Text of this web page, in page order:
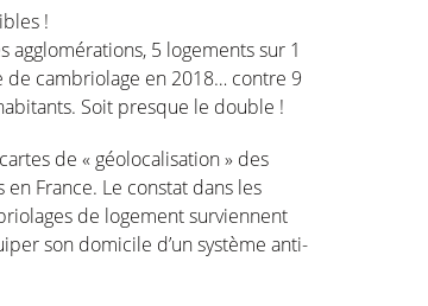
!
agglomérations, 5 logements sur 1
de cambriolage en 2018… contre 9
Soit presque le double !
de « géolocalisation » des
France. Le constat dans les
de logement surviennent
son domicile d’un système anti-